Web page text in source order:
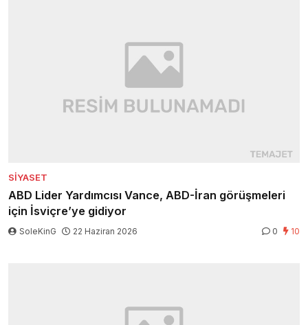
SIYASET
ABD Lider Yardımcısı Vance, ABD-İran görüşmeleri
için İsviçre’ye gidiyor
SoleKinG 22 Haziran 2026 0 10